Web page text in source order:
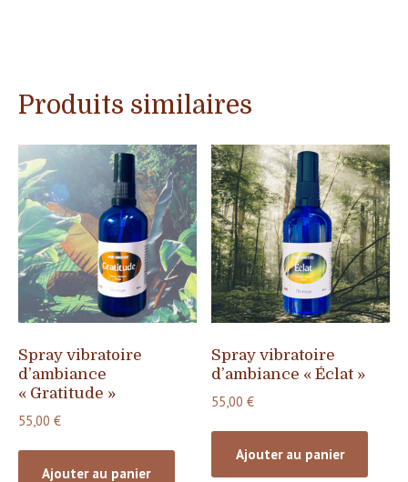
Produits similaires
Spray vibratoire
d’ambiance
« Gratitude »
55,00 €
Ajouter au panier
Spray vibratoire
d’ambiance « Éclat »
55,00€
Ajouter au panier